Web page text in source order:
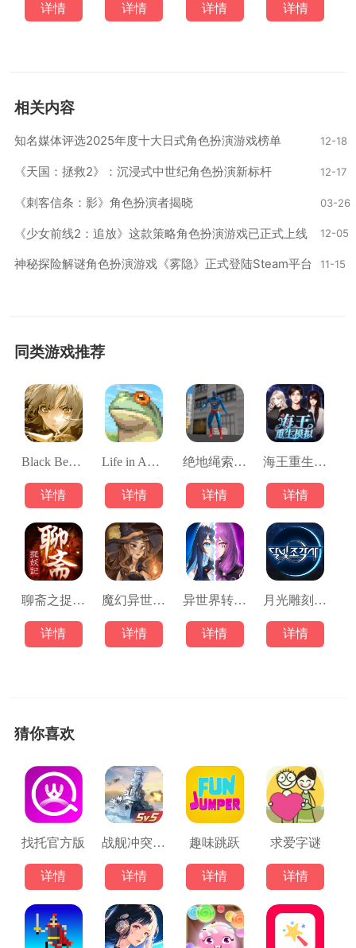
详情 详情 详情 详情
相关内容
‌知名媒体评选2025年度十大日式角色扮演游戏榜单‌ 12-18
‌《天国：拯救2》：沉浸式中世纪角色扮演新标杆 12-17
《刺客信条：影》角色扮演者揭晓 03-26
《少女前线2：追放》这款策略角色扮演游戏已正式上线 12-05
神秘探险解谜角色扮演游戏《雾隐》正式登陆Steam平台 11-15
同类游戏推荐
Black Beacon
详情
Life in Adventure
详情
绝地绳索大英雄游戏
详情
海王重生模拟折相思
详情
聊斋之捉妖记
详情
魔幻异世转生模拟器
详情
异世界转生模拟器3D
详情
月光雕刻师3D
详情
猜你喜欢
找托官方版
详情
战舰冲突(正版)
详情
趣味跳跃
详情
求爱字谜
详情